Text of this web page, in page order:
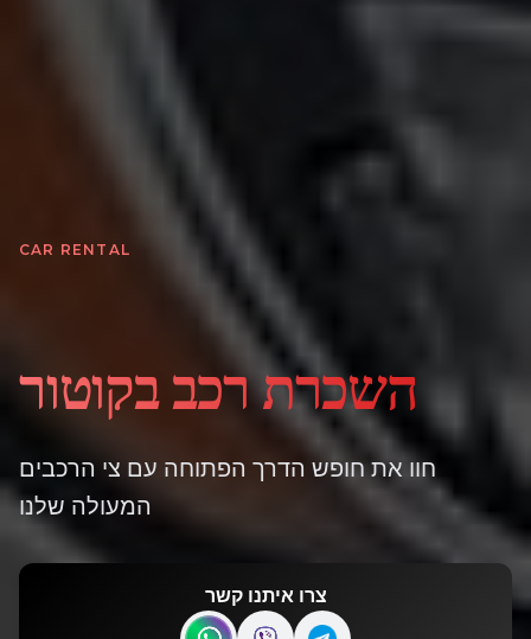
CAR RENTAL
השכרת רכב בקוטור
חוו את חופש הדרך הפתוחה עם צי הרכבים
המעולה שלנו
צרו איתנו קשר